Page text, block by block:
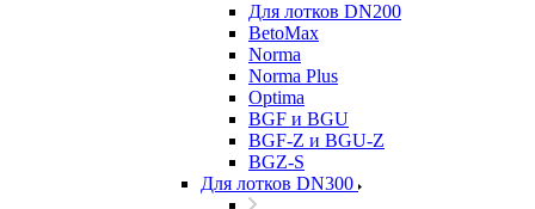
Для лотков DN200
BetoMax
Norma
Norma Plus
Optima
BGF и BGU
BGF-Z и BGU-Z
BGZ-S
Для лотков DN300